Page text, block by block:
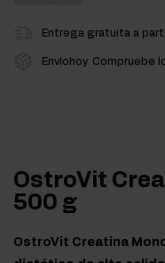
Entrega gratuita a
Envíohoy Compruebe
OstroVit
500 g
OstroVit Creatina